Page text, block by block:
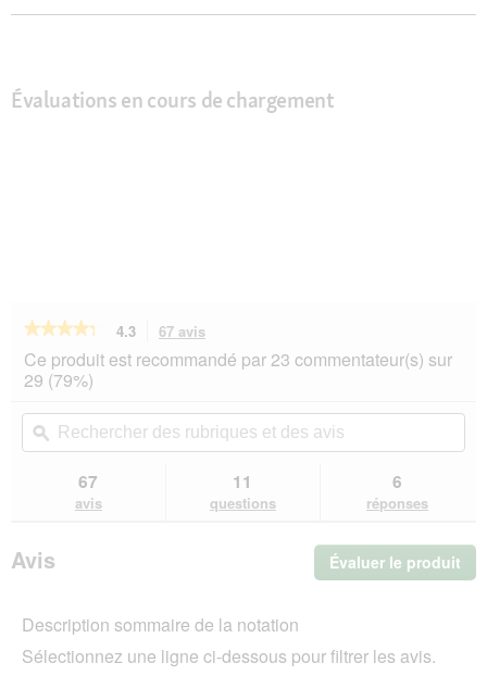
Évaluations en cours de chargement
★★★★★
★★★★★
sur
5
les
avis
SELECT
GOLD
4.3 67 avis
action
vous
vers
les
avis.
Ce produit est recommandé par 23 commentateur(s) sur
29 (79%)
Rechercher
des
rubriques
ϙ
67
avis
11
questions
6
réponses
Avis Évaluer le produit
Description sommaire de la notation
Sélectionnez une ligne ci-dessous pour filtrer les avis.